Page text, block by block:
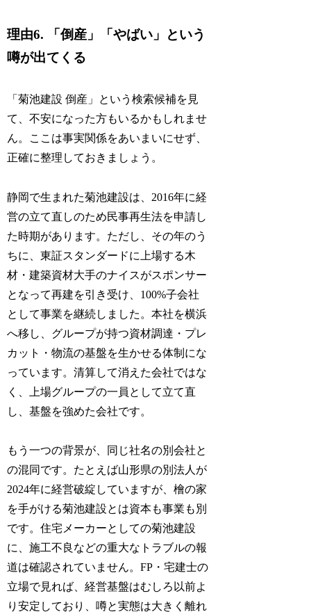
理由6. 「倒産」「やばい」という
噂が出てくる
「菊池建設 倒産」という検索候補を見
て、不安になった方もいるかもしれませ
ん。ここは事実関係をあいまいにせず、
正確に整理しておきましょう。
静岡で生まれた菊池建設は、2016年に経
営の立て直しのため民事再生法を申請し
た時期があります。ただし、その年のう
ちに、東証スタンダードに上場する木
材・建築資材大手のナイスがスポンサー
となって再建を引き受け、100%子会社
として事業を継続しました。本社を横浜
へ移し、グループが持つ資材調達・プレ
カット・物流の基盤を生かせる体制にな
っています。清算して消えた会社ではな
く、上場グループの一員として立て直
し、基盤を強めた会社です。
もう一つの背景が、同じ社名の別会社と
の混同です。たとえば山形県の別法人が
2024年に経営破綻していますが、檜の家
を手がける菊池建設とは資本も事業も別
です。住宅メーカーとしての菊池建設
に、施工不良などの重大なトラブルの報
道は確認されていません。FP・宅建士の
立場で見れば、経営基盤はむしろ以前よ
り安定しており、噂と実態は大きく離れ